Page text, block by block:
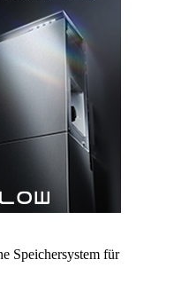
Speichersystem für